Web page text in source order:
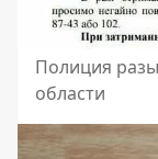
Полиция
области